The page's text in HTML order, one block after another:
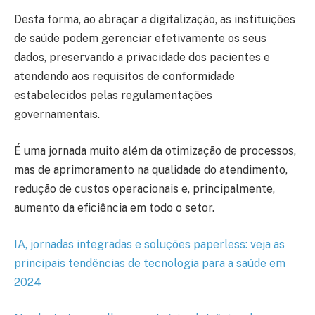
Desta forma, ao abraçar a digitalização, as instituições
de saúde podem gerenciar efetivamente os seus
dados, preservando a privacidade dos pacientes e
atendendo aos requisitos de conformidade
estabelecidos pelas regulamentações
governamentais.
É uma jornada muito além da otimização de processos,
mas de aprimoramento na qualidade do atendimento,
redução de custos operacionais e, principalmente,
aumento da eficiência em todo o setor.
IA, jornadas integradas e soluções paperless: veja as
principais tendências de tecnologia para a saúde em
2024